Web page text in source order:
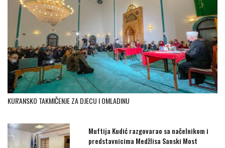
KUR'ANSKO TAKMIČENJE ZA DJECU I OMLADINU
Muftija Kudić razgovarao sa načelnikom i
predstavnicima Medžlisa Sanski Most